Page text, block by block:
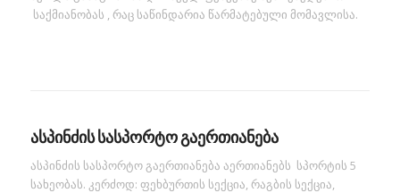
საქმიანობას , რაც საწინდარია წარმატებული მომავლისა.
ასპინძის სასპორტო გაერთიანება
ასპინძის სასპორტო გაერთიანება აერთიანებს სპორტის 5
სახეობას. კერძოდ: ფეხბურთის სექცია, რაგბის სექცია,